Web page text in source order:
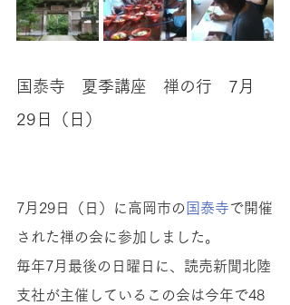
国泰寺　夏季講座　禅の行　7月
29日（日）
7月29日（日）に高岡市の 国泰寺で開催
された禅の会に参加しました。
毎年7月最後の日曜日に、読売新聞北陸
支社が主催しているこの会は今年で48